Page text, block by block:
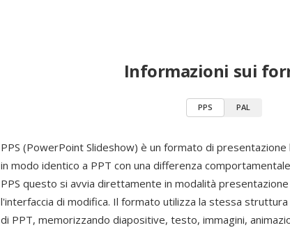
Informazioni sui
PPS PAL
PPS (PowerPoint Slideshow) è un formato di presentazione
in modo identico a PPT con una differenza
PPS questo si avvia direttamente in modalità
l'interfaccia di modifica. Il formato utilizza la stessa
di PPT, memorizzando diapositive, testo, immagini,